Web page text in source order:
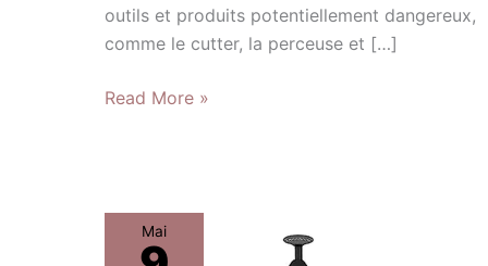
outils et produits potentiellement dangereux,
comme le cutter, la perceuse et […]
Read More »
Mai
SteamOne